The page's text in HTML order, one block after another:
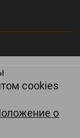
cookies
о